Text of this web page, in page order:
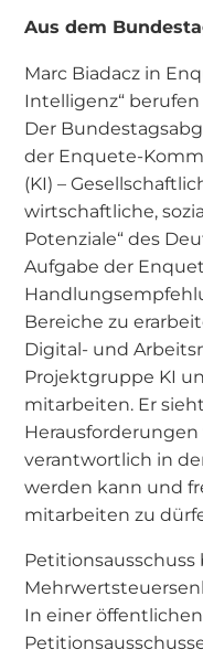
Aus dem
Marc Biadacz in
Intelligenz“ berufen
Der
der Enquete-
(KI) –
wirtschaftliche,
Potenziale“ des
Aufgabe der
Bereiche zu
Digital- und
Projektgruppe KI
mitarbeiten. Er
verantwortlich in
werden kann und
mitarbeiten zu
Petitionsausschuss
In einer